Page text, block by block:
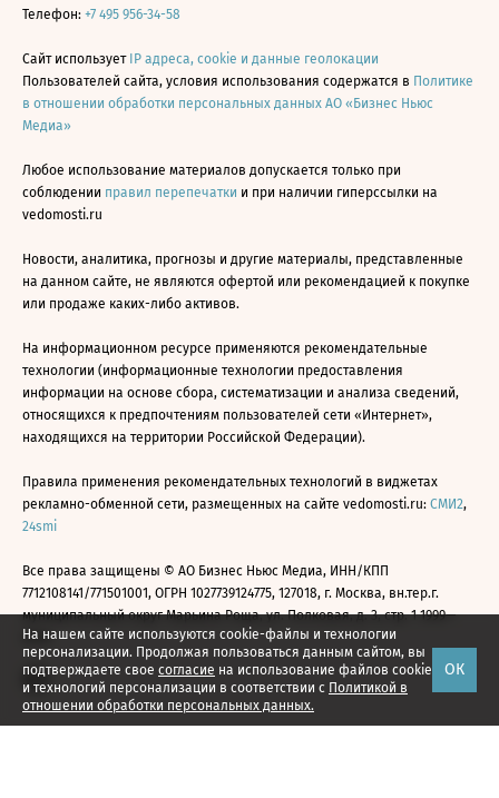
На нашем сайте используются cookie-файлы и технологии
персонализации. Продолжая пользоваться данным сайтом, вы
подтверждаете свое согласие на использование файлов cookie
и технологий персонализации в соответствии с Политикой в
отношении обработки персональных данных.
ОК
Телефон: +7 495 956-34-58
Сайт использует IP адреса, cookie и данные геолокации
Пользователей сайта, условия использования содержатся в Политике
в отношении обработки персональных данных АО «Бизнес Ньюс
Медиа»
Любое использование материалов допускается только при
соблюдении правил перепечатки и при наличии гиперссылки на
vedomosti.ru
Новости, аналитика, прогнозы и другие материалы, представленные
на данном сайте, не являются офертой или рекомендацией к покупке
или продаже каких-либо активов.
На информационном ресурсе применяются рекомендательные
технологии (информационные технологии предоставления
информации на основе сбора, систематизации и анализа сведений,
относящихся к предпочтениям пользователей сети «Интернет»,
находящихся на территории Российской Федерации).
Правила применения рекомендательных технологий в виджетах
рекламно-обменной сети, размещенных на сайте vedomosti.ru: СМИ2,
24smi
Все права защищены © АО Бизнес Ньюс Медиа, ИНН/КПП
7712108141/771501001, ОГРН 1027739124775, 127018, г. Москва, вн.тер.г.
муниципальный округ Марьина Роща, ул. Полковая, д. 3, стр. 1 1999—
2026